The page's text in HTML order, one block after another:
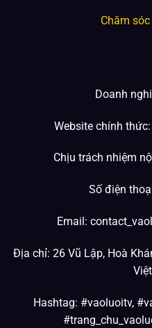
Chăm
Doanh
Website chính thức:
Chịu trách nhiệm
Số điện
Email:
Địa chỉ: 26 Vũ Lập, Hoà
Hashtag: #vaoluoitv,